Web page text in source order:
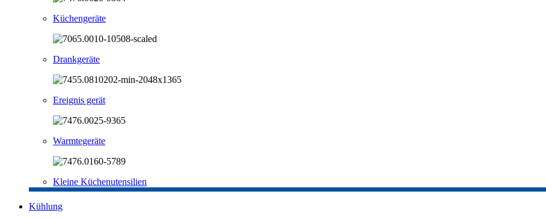
Küchengeräte
Drankgeräte
Ereignis gerät
Warmtegeräte
Kleine Küchenutensilien
Kühlung